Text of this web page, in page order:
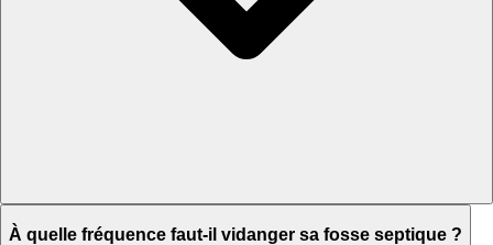
À quelle fréquence faut-il vidanger sa fosse septique ?